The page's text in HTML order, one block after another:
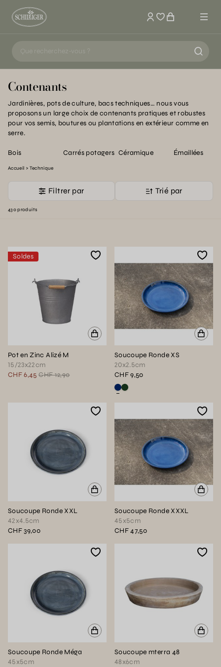
Mon compte
Contenants
Jardinières, pots de culture, bacs techniques… nous vous
proposons un large choix de contenants pratiques et robustes
pour vos semis, boutures ou plantations en extérieur comme en
serre.
Bois Carrés potagers Céramique Émaillées
Accueil Technique
Filtrer par Trié par
430 produits
Soldes
Pot en Zinc Alizé M
15/23x22cm
CHF 6,45 CHF 12,90
Soucoupe Ronde XS
20x2.5cm
CHF 9,50
Voir ce produit en couleur : Bleu
Voir ce produit en couleur :
Soucoupe Ronde XXL
42x4.5cm
CHF 39,00
Soucoupe Ronde XXXL
45x5cm
CHF 47,50
Soucoupe Ronde Méga
45x5cm
Soucoupe mterra 48
48x6cm